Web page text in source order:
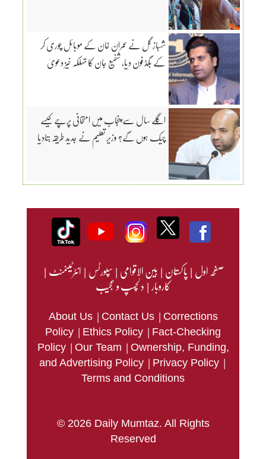
شہباز گل نے عمران خان کے موبائل چوری کر
کے بگڈ فون دیا، شفیع جان کا تہلکہ خیز دعویٰ
اگلے سال سے پنجاب میں امتحانی پرچے کیسے
چیک ہوں گے؟ وزیر تعلیم نے جدید طریقہ بتادیا
صفحہ اول|پاکستان|بین الاقوامی|سپورٹس|انٹرٹینمنٹ|
کاروبار|دلچسپ و عجیب
About Us | Contact Us | Corrections
Policy | Ethics Policy | Fact-Checking
Policy | Our Team | Ownership, Funding,
and Advertising Policy | Privacy Policy |
Terms and Conditions
© 2026 Daily Mumtaz. All Rights
Reserved